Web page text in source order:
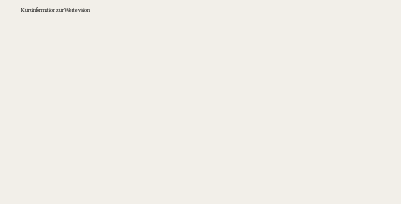
Kurzinformation zur Wertevision